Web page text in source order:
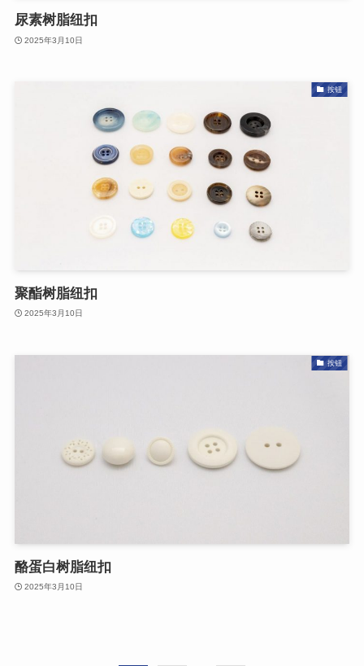
尿素树脂纽扣
2025年3月10日
按钮
聚酯树脂纽扣
2025年3月10日
按钮
酪蛋白树脂纽扣
2025年3月10日